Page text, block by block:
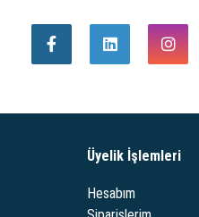
Üyelik İşlemleri
Hesabım